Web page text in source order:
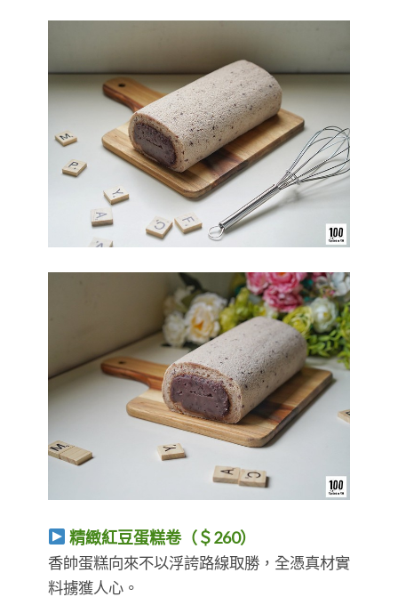
精緻紅豆蛋糕卷（＄260）
香帥蛋糕向來不以浮誇路線取勝，全憑真材實
料擄獲人心。